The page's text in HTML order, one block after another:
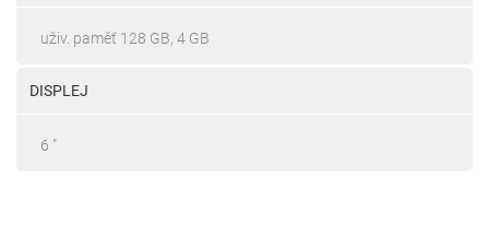
uživ. paměť 128 GB, 4 GB
DISPLEJ
6 "